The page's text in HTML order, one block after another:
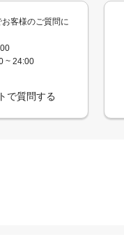
客様のご質問に
~ 24:00
で質問する